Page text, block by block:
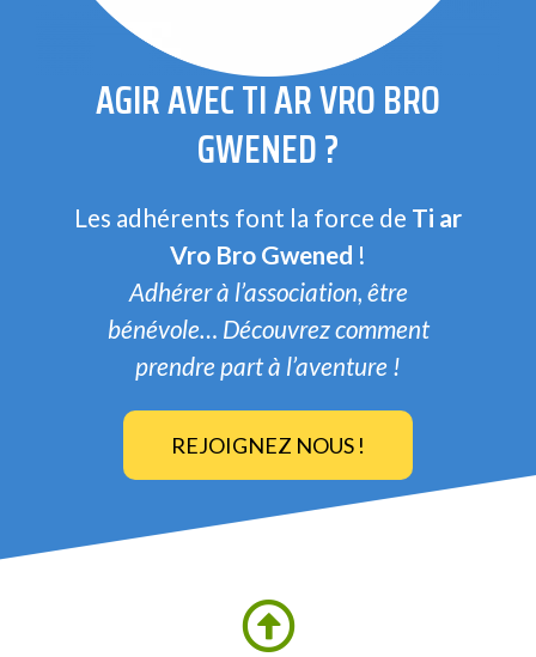
AGIR AVEC TI AR VRO BRO
GWENED ?
Les adhérents font la force de Ti ar
Vro Bro Gwened !
Adhérer à l’association, être
bénévole… Découvrez comment
prendre part à l’aventure !
REJOIGNEZ NOUS !